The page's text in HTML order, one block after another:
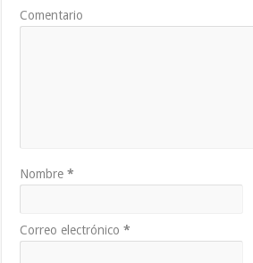
Comentario
Nombre*
Correo electrónico*